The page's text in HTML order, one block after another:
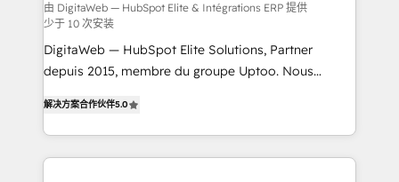
Integrations: Connect HubSpot with your tech stack
for better adoption. 🔹 Custom Solutions: Build
tailored apps, workflows, and configurations. We are
SOC 2 Type II and ISO 27001 certified, reinforcing
OneMetric that matters most: revenue.
由 DigitaWeb — HubSpot Elite & Intégrations ERP 提供
少于 10 次安装
DigitaWeb — HubSpot Elite Solutions, Partner
depuis 2015, membre du groupe Uptoo. Nous
Ventes et Service sur HubSpot grâce à la Revenue
Architecture : alignement des équipes, pipeline
prévisible, croissance mesurable. 🔌 Intégrations
解决方案合作伙伴5.0